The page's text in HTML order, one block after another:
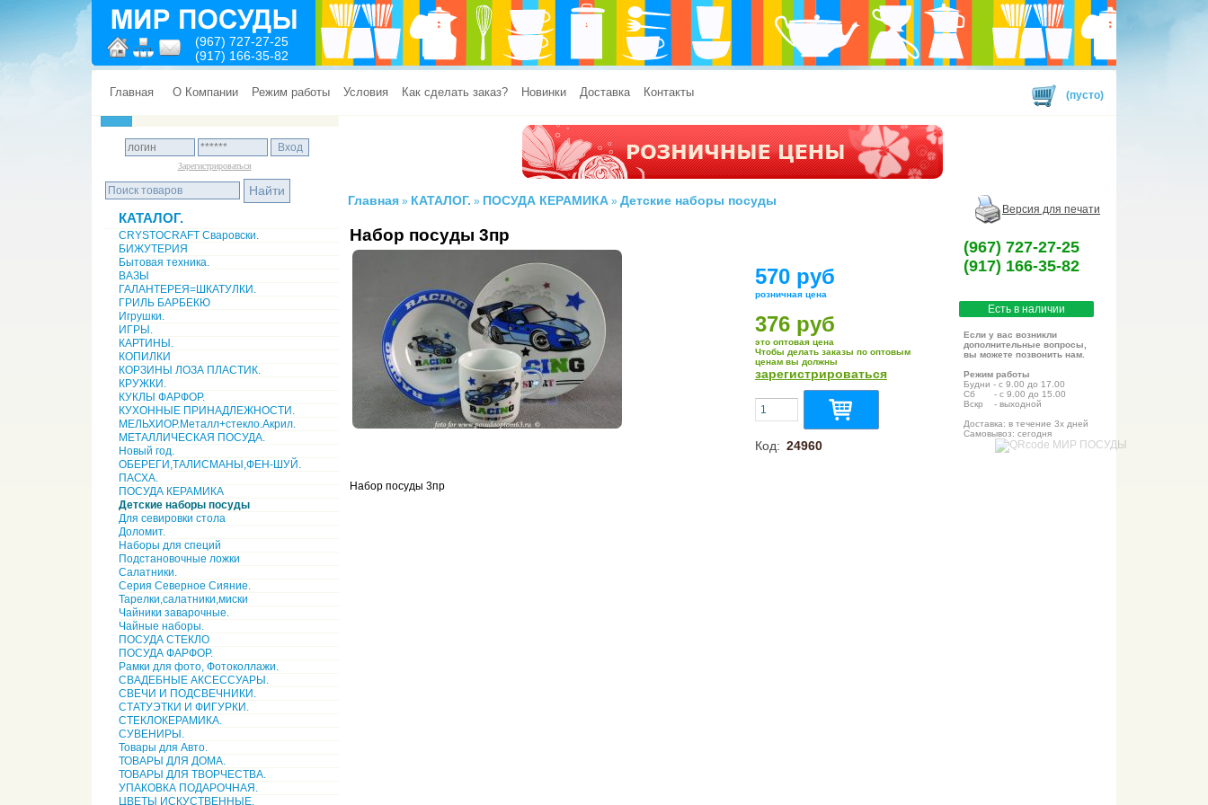
(967) 727-27-25
(917) 166-35-82
Главная О Компании Режим работы Условия Как сделать заказ? Новинки Доставка Контакты (пусто)
Зарегистрироваться
КАТАЛОГ.
CRYSTOCRAFT Сваровски.
БИЖУТЕРИЯ
Бытовая техника.
ВАЗЫ
ГАЛАНТЕРЕЯ=ШКАТУЛКИ.
ГРИЛЬ БАРБЕКЮ
Игрушки.
ИГРЫ.
КАРТИНЫ.
КОПИЛКИ
КОРЗИНЫ ЛОЗА ПЛАСТИК.
КРУЖКИ.
КУКЛЫ ФАРФОР.
КУХОННЫЕ ПРИНАДЛЕЖНОСТИ.
МЕЛЬХИОР.Металл+стекло.Акрил.
МЕТАЛЛИЧЕСКАЯ ПОСУДА.
Новый год.
ОБЕРЕГИ,ТАЛИСМАНЫ,ФЕН-ШУЙ.
ПАСХА.
ПОСУДА КЕРАМИКА
Детские наборы посуды
Для севировки стола
Доломит.
Наборы для специй
Подстановочные ложки
Салатники.
Серия Северное Сияние.
Тарелки,салатники,миски
Чайники заварочные.
Чайные наборы.
ПОСУДА СТЕКЛО
ПОСУДА ФАРФОР.
Рамки для фото, Фотоколлажи.
СВАДЕБНЫЕ АКСЕССУАРЫ.
СВЕЧИ И ПОДСВЕЧНИКИ.
СТАТУЭТКИ И ФИГУРКИ.
СТЕКЛОКЕРАМИКА.
СУВЕНИРЫ.
Товары для Авто.
ТОВАРЫ ДЛЯ ДОМА.
ТОВАРЫ ДЛЯ ТВОРЧЕСТВА.
УПАКОВКА ПОДАРОЧНАЯ.
ЦВЕТЫ ИСКУСТВЕННЫЕ.
Главная » КАТАЛОГ. » ПОСУДА КЕРАМИКА » Детские наборы посуды
Версия для печати
Набор посуды 3пр
(967) 727-27-25
(917) 166-35-82
Есть в наличии
Если у вас возникли
дополнительные вопросы,
вы можете позвонить нам.
Режим работы
Будни - с 9.00 до 17.00
Сб - с 9.00 до 15.00
Вскр - выходной
Доставка: в течение 3х дней
Самовывоз: сегодня
570 руб
розничная цена
376 руб
это оптовая цена
Чтобы делать заказы по оптовым
ценам вы должны
зарегистрироваться
Код: 24960
Набор посуды 3пр